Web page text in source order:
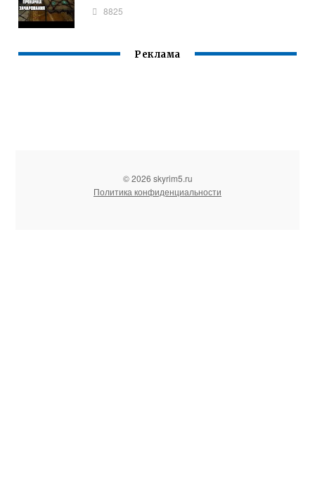
8825
Реклама
© 2026 skyrim5.ru
Политика конфиденциальности